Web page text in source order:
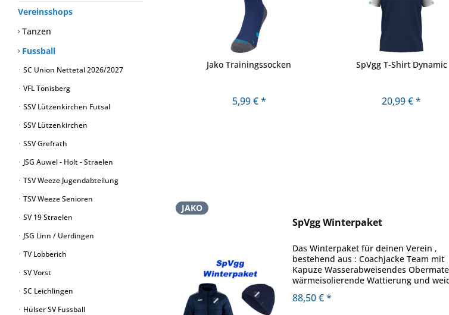
Vereinsshops
Tanzen
Fussball
SC Union Nettetal 2026/2027
VFL Tönisberg
SSV Lützenkirchen Futsal
SSV Lützenkirchen
SSV Grefrath
JSG Auwel - Holt - Straelen
TSV Weeze Jugendabteilung
TSV Weeze Senioren
SV 19 Straelen
JSG Linn / Uerdingen
TV Lobberich
SV Vorst
SC Leichlingen
Hülser SV Fussball
Jako Trainingssocken
5,99 € *
SpVgg T-Shirt Dynamic
20,99 € *
JAKO
SpVgg Winterpaket
Das Winterpaket für deinen Verein ,
bestehend aus : Coachjacke Team mit
Kapuze Wasserabweisendes
wärmeisolierende Wattierung und
Coachjacke Team zur optimalen
88,50 € *